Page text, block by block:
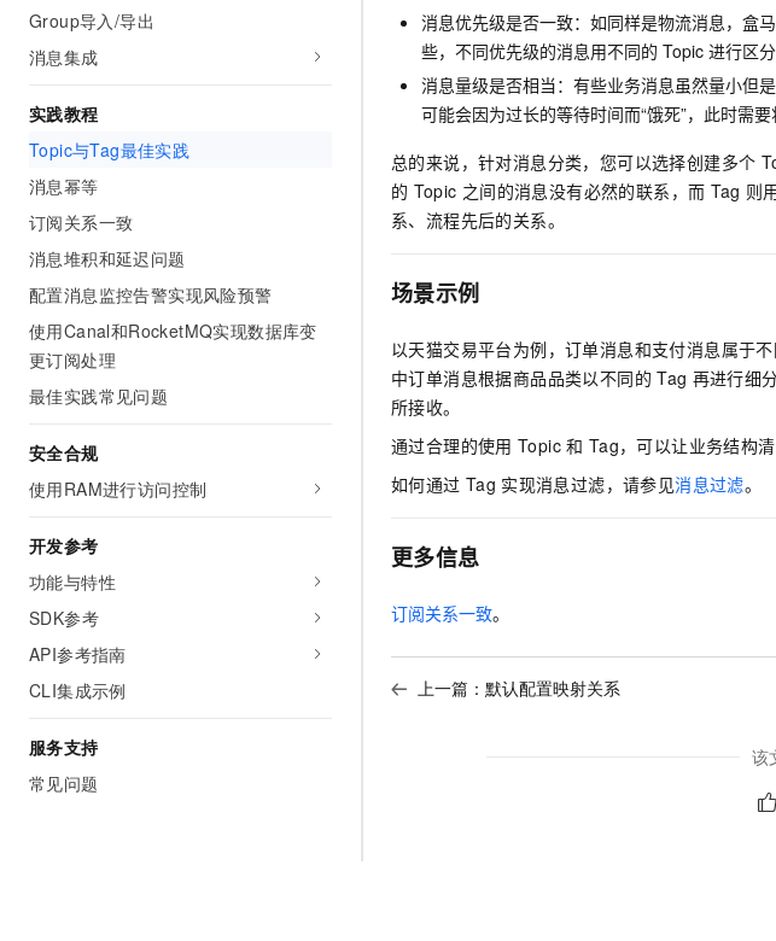
Group导入/导出
消息集成
实践教程
Topic与Tag最佳实践
消息幂等
订阅关系一致
消息堆积和延迟问题
配置消息监控告警实现风险预警
使用Canal和RocketMQ实现数据库变
更订阅处理
最佳实践常见问题
安全合规
使用RAM进行访问控制
开发参考
功能与特性
SDK参考
API参考指南
CLI集成示例
服务支持
常见问题
消息优先级是否一致：如同样是物流消息，盒
些，不同优先级的消息用不同的 Topic 进行区分
消息量级是否相当：有些业务消息虽然量小但
可能会因为过长的等待时间而“饿死”，此时需
总的来说，针对消息分类，您可以选择创建多个
的 Topic 之间的消息没有必然的联系，而 Tag 则
系、流程先后的关系。
场景示例
以天猫交易平台为例，订单消息和支付消息属于
中订单消息根据商品品类以不同的 Tag 再进行细
所接收。
通过合理的使用 Topic 和 Tag，可以让业务结构
如何通过 Tag 实现消息过滤，请参见消息过滤。
更多信息
订阅关系一致。
上一篇： 默认配置映射关系
该